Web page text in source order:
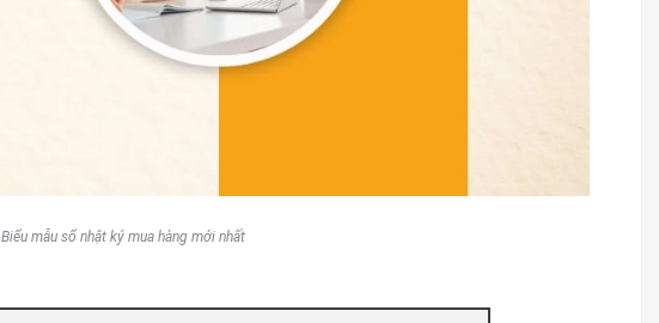
Biểu mẫu sổ nhật ký mua hàng mới nhất